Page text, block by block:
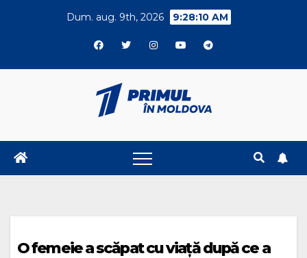
Dum. aug. 9th, 2026 9:28:11 AM
O femeie a scăpat cu viață după ce a